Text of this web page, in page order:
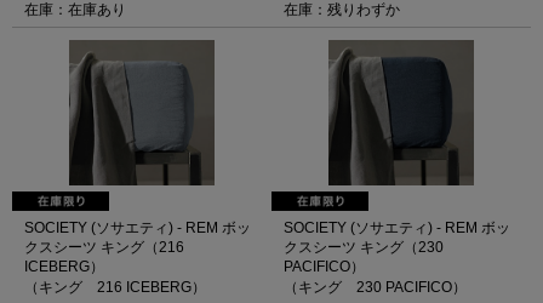
在庫：在庫あり
在庫：残りわずか
SOCIETY (ソサエティ) - REM ボッ
クスシーツ キング（216
ICEBERG）
（キング 216 ICEBERG）
SOCIETY (ソサエティ) - REM ボッ
クスシーツ キング（230
PACIFICO）
（キング 230 PACIFICO）